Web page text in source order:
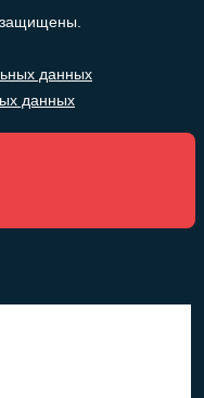
данных
данных